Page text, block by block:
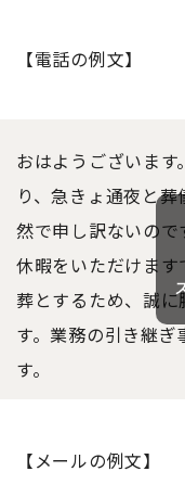
【電話の例文】
おはようございま
り、急きょ通夜と
然で申し訳ないの
休暇をいただけま
葬とするため、誠
す。業務の引き継
す。
【メールの例文】